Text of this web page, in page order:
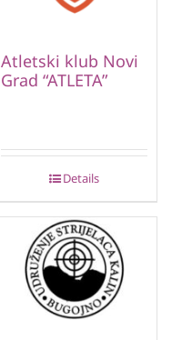
Atletski klub Novi
Grad “ATLETA”
Details